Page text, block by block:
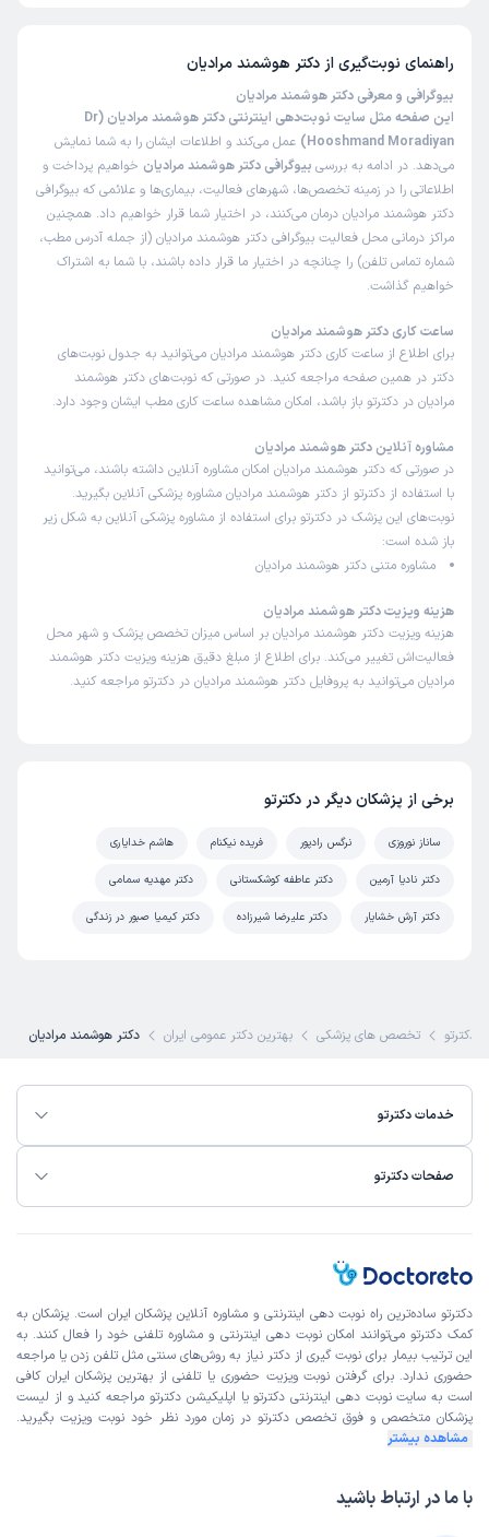
راهنمای نوبت‌گیری از دکتر هوشمند مرادیان
بیوگرافی و معرفی دکتر هوشمند مرادیان
این صفحه مثل سایت نوبت‌دهی اینترنتی دکتر هوشمند مرادیان (Dr
Hooshmand Moradiyan)
عمل می‌کند و اطلاعات ایشان را به شما نمایش
می‌دهد. در ادامه به بررسی بیوگرافی دکتر هوشمند مرادیان خواهیم پرداخت و
اطلاعاتی را در زمینه تخصص‌ها، شهرهای فعالیت، بیماری‌ها و علائمی که بیوگرافی
دکتر هوشمند مرادیان درمان می‌کنند، در اختیار شما قرار خواهیم داد. همچنین
مراکز درمانی محل فعالیت بیوگرافی دکتر هوشمند مرادیان (از جمله آدرس مطب،
شماره تماس تلفن) را چنانچه در اختیار ما قرار داده باشند، با شما به اشتراک
خواهیم گذاشت.
ساعت کاری دکتر هوشمند مرادیان
برای اطلاع از ساعت کاری دکتر هوشمند مرادیان می‌توانید به جدول نوبت‌های
دکتر در همین صفحه مراجعه کنید. در صورتی که نوبت‌های دکتر هوشمند
مرادیان در دکترتو باز باشد، امکان مشاهده ساعت کاری مطب ایشان وجود دارد.
مشاوره آنلاین دکتر هوشمند مرادیان
در صورتی که دکتر هوشمند مرادیان امکان مشاوره آنلاین داشته باشند، می‌توانید
با استفاده از دکترتو از دکتر هوشمند مرادیان مشاوره پزشکی آنلاین بگیرید.
نوبت‌های این پزشک در دکترتو برای استفاده از مشاوره پزشکی آنلاین به شکل زیر
باز شده است:
مشاوره متنی دکتر هوشمند مرادیان
هزینه ویزیت دکتر هوشمند مرادیان
هزینه ویزیت دکتر هوشمند مرادیان بر اساس میزان تخصص پزشک و شهر محل
فعالیت‌اش تغییر می‌کند. برای اطلاع از مبلغ دقیق هزینه ویزیت دکتر هوشمند
مرادیان می‌توانید به پروفایل دکتر هوشمند مرادیان در دکترتو مراجعه کنید.
برخی از پزشکان دیگر در دکترتو
ساناز نوروزی نرگس رادپور فریده نیکنام هاشم خدایاری
دکتر نادیا آرمین دکتر عاطفه کوشکستانی دکتر مهدیه سمامی
دکتر آرش خشایار دکتر علیرضا شیرزاده دکتر کیمیا صبور در زندگی
دکترتو تخصص های پزشکی بهترین دکتر عمومی ایران دکتر هوشمند مرادیان
خدمات دکترتو
صفحات دکترتو
دکترتو ساده‌ترین راه نوبت‌ دهی اینترنتی و مشاوره آنلاین پزشکان ایران است. پزشکان به
کمک دکترتو می‌توانند امکان نوبت دهی اینترنتی و مشاوره تلفنی خود را فعال کنند. به
این ترتیب بیمار برای نوبت گیری از دکتر نیاز به روش‌های سنتی مثل تلفن زدن یا مراجعه
حضوری ندارد. برای گرفتن نوبت ویزیت حضوری یا تلفنی از بهترین پزشکان ایران کافی
است به سایت نوبت دهی اینترنتی دکترتو یا اپلیکیشن دکترتو مراجعه کنید و از لیست
پزشکان متخصص و فوق تخصص دکترتو در زمان مورد نظر خود نوبت ویزیت بگیرید.
مشاهده بیشتر
با ما در ارتباط باشید